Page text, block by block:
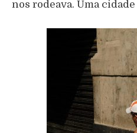
nos rodeava. Uma